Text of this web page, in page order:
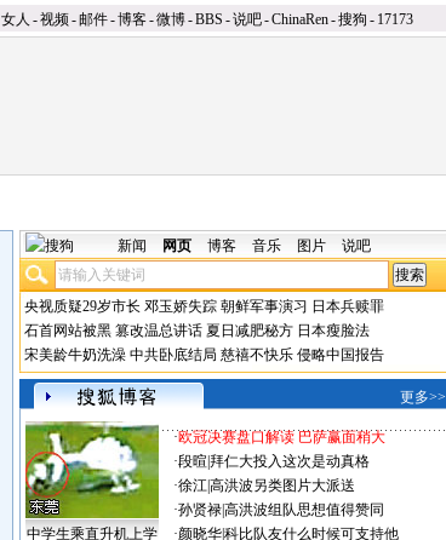
女人 -视频-邮件-博客-微博-BBS -说吧-ChinaRen-搜狗 - 17173
新闻 网页 博客 音乐 图片 说吧
央视质疑29岁市长 邓玉娇失踪 朝鲜军事演习 日本兵赎罪
石首网站被黑 篡改温总讲话 夏日减肥秘方 日本瘦脸法
宋美龄牛奶洗澡 中共卧底结局 慈禧不快乐 侵略中国报告
更多>>
中学生乘直升机上学
·欧冠决赛盘口解读 巴萨赢面稍大
·段暄 拜仁大投入这次是动真格
·徐江|高洪波另类图片大派送
·孙贤禄|高洪波组队思想值得赞同
·颜晓华|科比队友什么时候可支持他